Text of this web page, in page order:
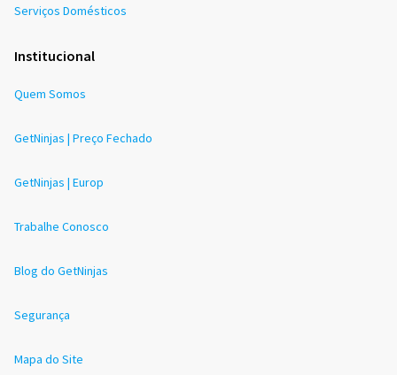
Serviços Domésticos
Institucional
Quem Somos
GetNinjas | Preço Fechado
GetNinjas | Europ
Trabalhe Conosco
Blog do GetNinjas
Segurança
Mapa do Site